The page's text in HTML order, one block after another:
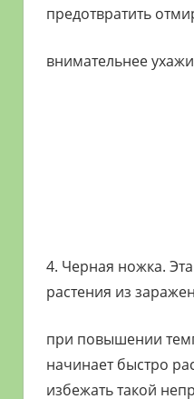
предотвратить
внимательнее
4. Черная ножка.
растения из
при повышении
начинает быстро
избежать такой